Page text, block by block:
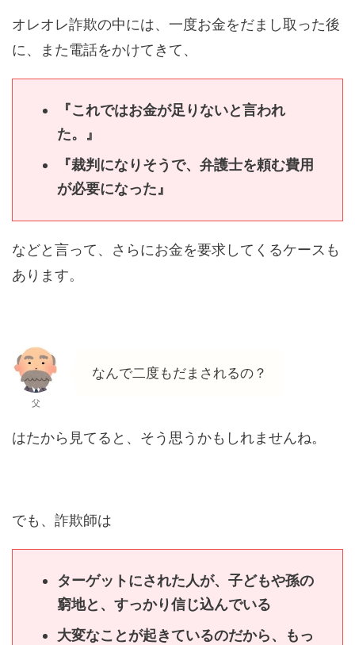
オレオレ詐欺の中には、一度お金をだまし取った後
に、また電話をかけてきて、
『これではお金が足りないと言われ
た。』
『裁判になりそうで、弁護士を頼む費用
が必要になった』
などと言って、さらにお金を要求してくるケースも
あります。
父
なんで二度もだまされるの？
はたから見てると、そう思うかもしれませんね。
でも、詐欺師は
ターゲットにされた人が、子どもや孫の
窮地と、すっかり信じ込んでいる
大変なことが起きているのだから、もっ